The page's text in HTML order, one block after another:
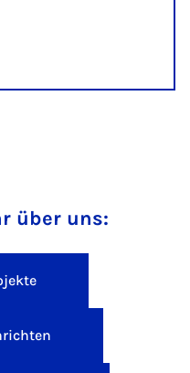
über uns: